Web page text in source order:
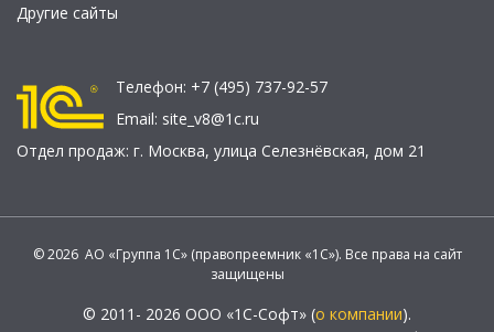
Другие сайты
Телефон: +7 (495) 737-92-57
Email: site_v8@1c.ru
Отдел продаж: г. Москва, улица Селезнёвская, дом 21
© 2026 АО «Группа 1С» (правопреемник «1С»). Все права на сайт
защищены
© 2011- 2026 ООО «1С-Софт» (о компании).